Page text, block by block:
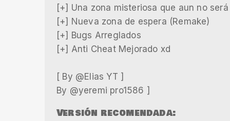
[+] Una zona misteriosa que aun no
[+] Nueva zona de espera (Remake)
[+] Bugs Arreglados
[+] Anti Cheat Mejorado xd
[ By @Elias YT ]
By @yeremi pro1586 ]
Versión recomendada: